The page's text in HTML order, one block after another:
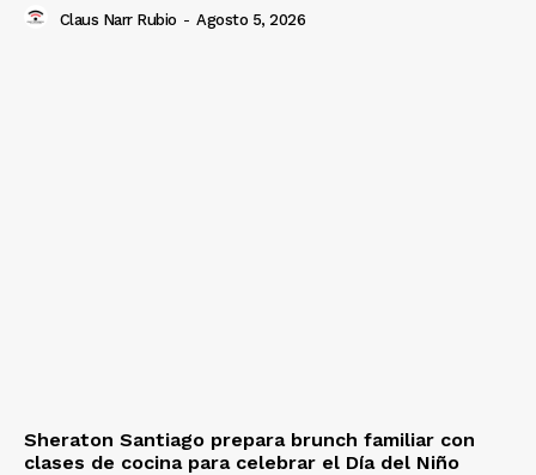
Claus Narr Rubio - Agosto 5, 2026
Sheraton Santiago prepara brunch familiar con
clases de cocina para celebrar el Día del Niño